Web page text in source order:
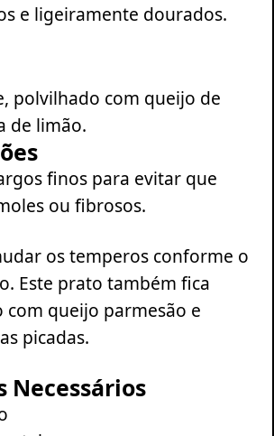
e ligeiramente dourados.
polvilhado com queijo de
de limão.
finos para evitar que
ou fibrosos.
os temperos conforme o
Este prato também fica
com queijo parmesão e
picadas.
Necessários